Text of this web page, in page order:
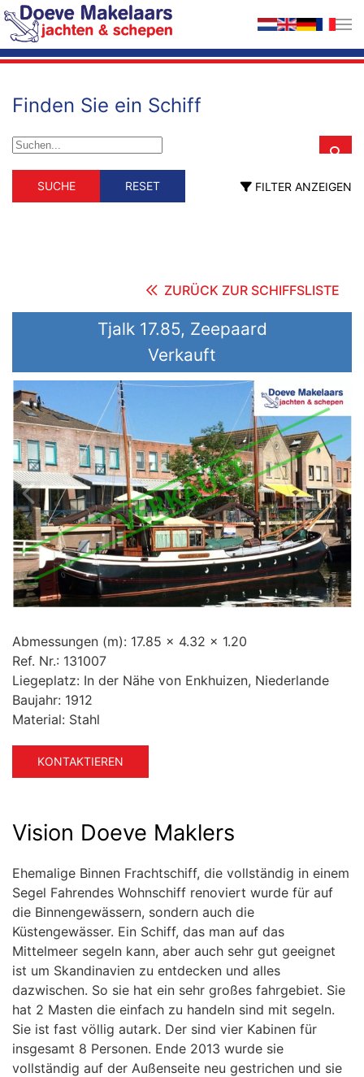
Zum Hauptinhalt springen
Finden Sie ein Schiff
Schiffstyp
Schiffstyp
Berufsschiff
Material Holz
Preis (€)
Baujahr (jjjj)
SUCHE RESET FILTER ANZEIGEN
ZURÜCK ZUR SCHIFFSLISTE
Tjalk 17.85, Zeepaard
Verkauft
Abmessungen (m): 17.85 x 4.32 x 1.20
Ref. Nr.: 131007
Liegeplatz: In der Nähe von Enkhuizen, Niederlande
Baujahr: 1912
Material: Stahl
KONTAKTIEREN
Vision Doeve Maklers
Ehemalige Binnen Frachtschiff, die vollständig in einem
Segel Fahrendes Wohnschiff renoviert wurde für auf
die Binnengewässern, sondern auch die
Küstengewässer. Ein Schiff, das man auf das
Mittelmeer segeln kann, aber auch sehr gut geeignet
ist um Skandinavien zu entdecken und alles
dazwischen. So sie hat ein sehr großes fahrgebiet. Sie
hat 2 Masten die einfach zu handeln sind mit segeln.
Sie ist fast völlig autark. Der sind vier Kabinen für
insgesamt 8 Personen. Ende 2013 wurde sie
vollständig auf der Außenseite neu gestrichen und sie